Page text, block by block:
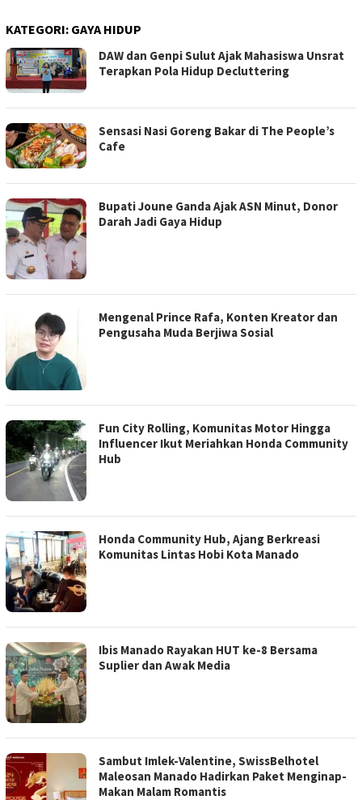
KATEGORI: GAYA HIDUP
DAW dan Genpi Sulut Ajak Mahasiswa Unsrat
Terapkan Pola Hidup Decluttering
Sensasi Nasi Goreng Bakar di The People’s
Cafe
Bupati Joune Ganda Ajak ASN Minut, Donor
Darah Jadi Gaya Hidup
Mengenal Prince Rafa, Konten Kreator dan
Pengusaha Muda Berjiwa Sosial
Fun City Rolling, Komunitas Motor Hingga
Influencer Ikut Meriahkan Honda Community
Hub
Honda Community Hub, Ajang Berkreasi
Komunitas Lintas Hobi Kota Manado
Ibis Manado Rayakan HUT ke-8 Bersama
Suplier dan Awak Media
Sambut Imlek-Valentine, SwissBelhotel
Maleosan Manado Hadirkan Paket Menginap-
Makan Malam Romantis